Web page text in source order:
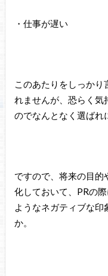
・仕事が遅い
このあたりをしっかり
れませんが、恐らく気
のでなんとなく選ばれ
ですので、将来の目的
化しておいて、PRの
ようなネガティブな印
か。